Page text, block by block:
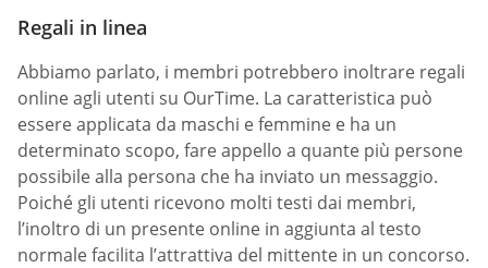
Regali in linea
Abbiamo parlato, i membri potrebbero inoltrare regali
online agli utenti su OurTime. La caratteristica può
essere applicata da maschi e femmine e ha un
determinato scopo, fare appello a quante più persone
possibile alla persona che ha inviato un messaggio.
Poiché gli utenti ricevono molti testi dai membri,
l’inoltro di un presente online in aggiunta al testo
normale facilita l’attrattiva del mittente in un concorso.